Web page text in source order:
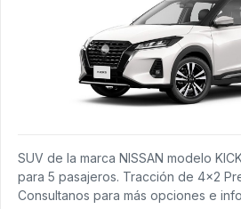
SUV de la marca NISSAN modelo
para 5 pasajeros. Tracción de 4x2
Consultanos para más opciones e